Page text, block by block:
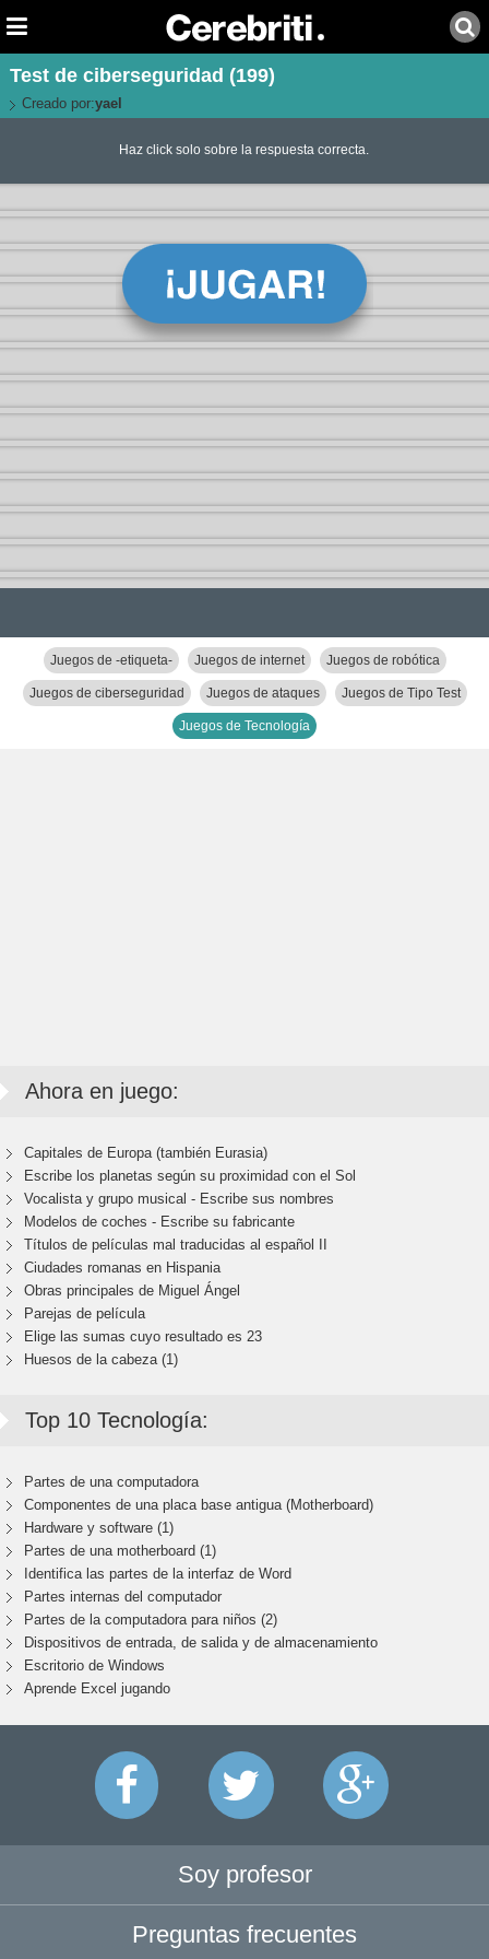
Test de ciberseguridad (199)
Creado por:yael
Haz click solo sobre la respuesta correcta.
Juegos de -etiqueta- Juegos de internet Juegos de robótica
Juegos de ciberseguridad Juegos de ataques Juegos de Tipo Test
Juegos de Tecnología
Ahora en juego:
Capitales de Europa (también Eurasia)
Escribe los planetas según su proximidad con el Sol
Vocalista y grupo musical - Escribe sus nombres
Modelos de coches - Escribe su fabricante
Títulos de películas mal traducidas al español II
Ciudades romanas en Hispania
Obras principales de Miguel Ángel
Parejas de película
Elige las sumas cuyo resultado es 23
Huesos de la cabeza (1)
Top 10 Tecnología:
Partes de una computadora
Componentes de una placa base antigua (Motherboard)
Hardware y software (1)
Partes de una motherboard (1)
Identifica las partes de la interfaz de Word
Partes internas del computador
Partes de la computadora para niños (2)
Dispositivos de entrada, de salida y de almacenamiento
Escritorio de Windows
Aprende Excel jugando
Soy profesor
Preguntas frecuentes